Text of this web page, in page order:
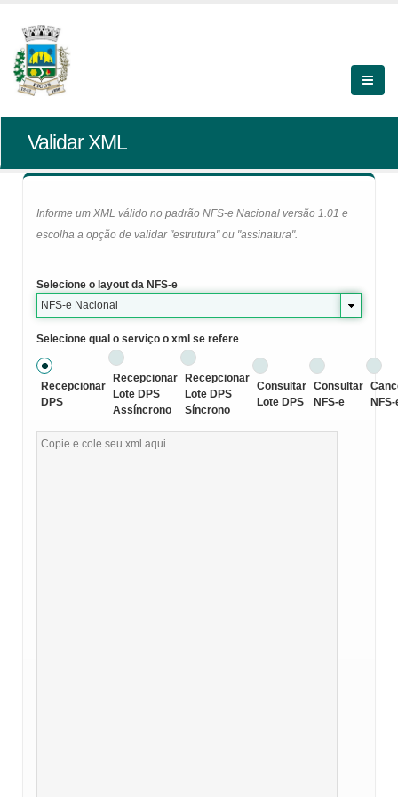
Validar XML
Informe um XML válido no padrão NFS-e Nacional versão 1.01 e
escolha a opção de validar "estrutura" ou "assinatura".
Selecione o layout da NFS-e
NFS-e Nacional
Selecione qual o serviço o xml se refere
Recepcionar
DPS
Recepcionar
Lote DPS
Assíncrono
Recepcionar
Lote DPS
Síncrono
Consultar
Lote DPS
Consultar
NFS-e
NFS-